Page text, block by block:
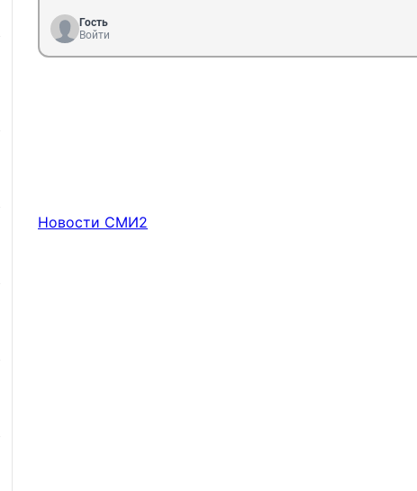
Гость
Войти
Новости СМИ2